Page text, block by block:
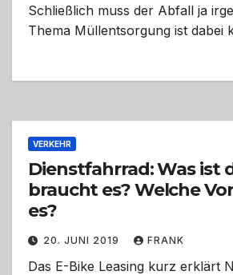
Schließlich muss der Abfall ja
Thema Müllentsorgung ist dabei
VERKEHR
Dienstfahrrad: Was ist
braucht es? Welche
es?
20. JUNI 2019 FRANK
Das E-Bike Leasing kurz erklärt